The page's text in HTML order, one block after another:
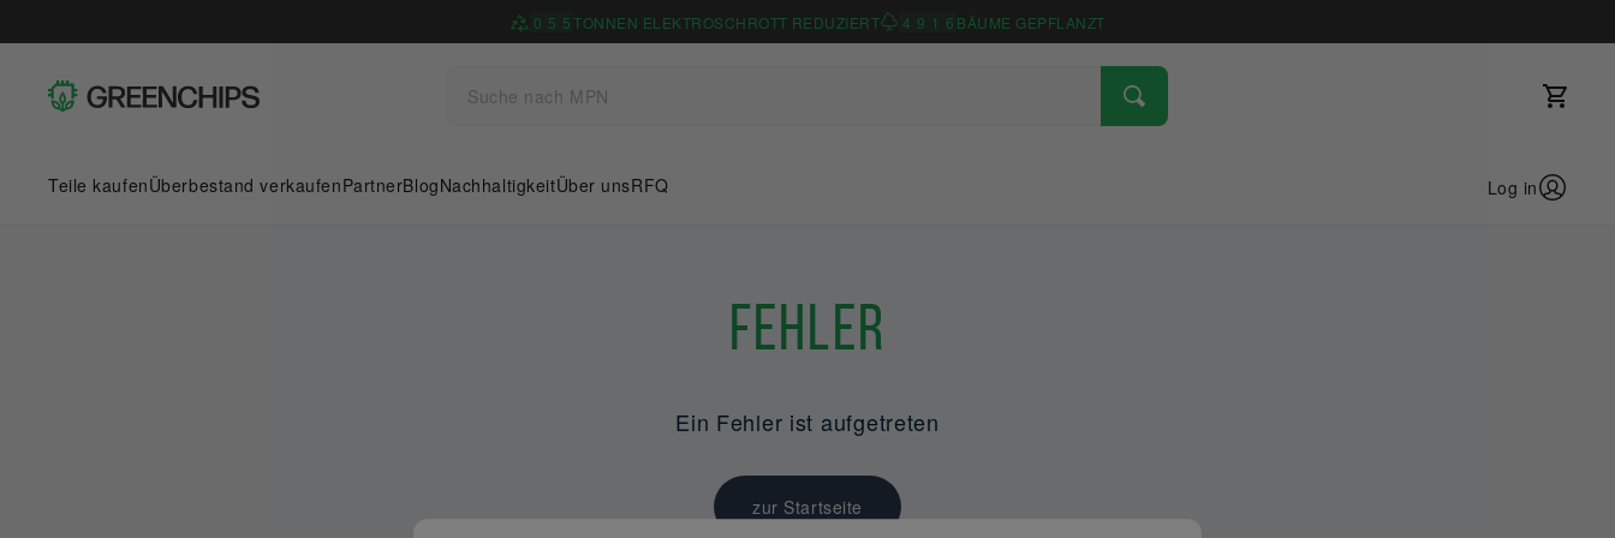
0 5 5 TONNEN ELEKTROSCHROTT REDUZIERT 4 9 1 6 BÄUME GEPFLANZT
Teile kaufenÜberbestand verkaufenPartnerBlogNachhaltigkeitÜber unsRFQ Log in
Fehler
Ein Fehler ist aufgetreten
zur Startseite